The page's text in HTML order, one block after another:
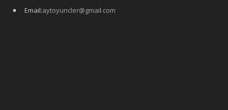
Email:aytoyuncler@gmail.com